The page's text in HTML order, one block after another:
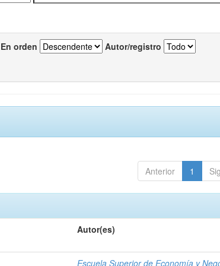
En orden Autor/registro
Anterior 1
Autor(es)
Escuela Superior de Economía y